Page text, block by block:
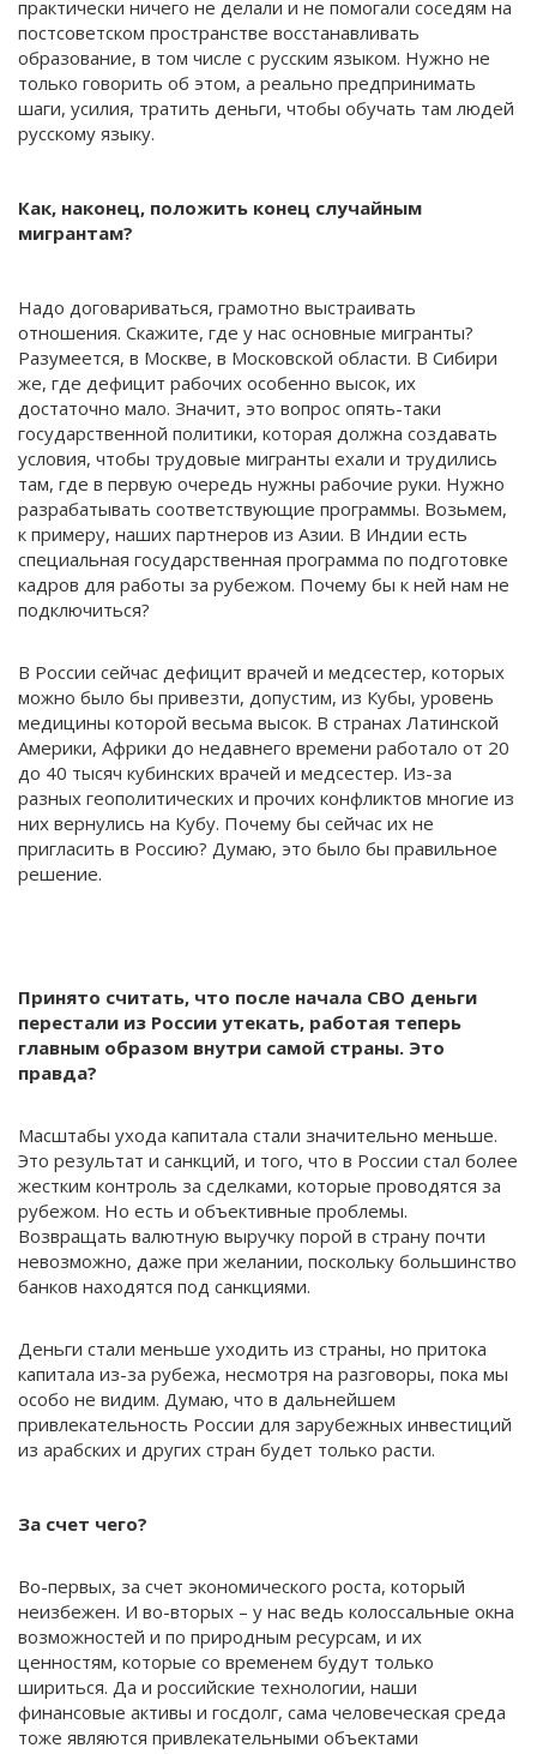
практически ничего не делали и не помогали соседям на
постсоветском пространстве восстанавливать
образование, в том числе с русским языком. Нужно не
только говорить об этом, а реально предпринимать
шаги, усилия, тратить деньги, чтобы обучать там людей
русскому языку.
Как, наконец, положить конец случайным
мигрантам?
Надо договариваться, грамотно выстраивать
отношения. Скажите, где у нас основные мигранты?
Разумеется, в Москве, в Московской области. В Сибири
же, где дефицит рабочих особенно высок, их
достаточно мало. Значит, это вопрос опять-таки
государственной политики, которая должна создавать
условия, чтобы трудовые мигранты ехали и трудились
там, где в первую очередь нужны рабочие руки. Нужно
разрабатывать соответствующие программы. Возьмем,
к примеру, наших партнеров из Азии. В Индии есть
специальная государственная программа по подготовке
кадров для работы за рубежом. Почему бы к ней нам не
подключиться?
В России сейчас дефицит врачей и медсестер, которых
можно было бы привезти, допустим, из Кубы, уровень
медицины которой весьма высок. В странах Латинской
Америки, Африки до недавнего времени работало от 20
до 40 тысяч кубинских врачей и медсестер. Из-за
разных геополитических и прочих конфликтов многие из
них вернулись на Кубу. Почему бы сейчас их не
пригласить в Россию? Думаю, это было бы правильное
решение.
Принято считать, что после начала СВО деньги
перестали из России утекать, работая теперь
главным образом внутри самой страны. Это
правда?
Масштабы ухода капитала стали значительно меньше.
Это результат и санкций, и того, что в России стал более
жестким контроль за сделками, которые проводятся за
рубежом. Но есть и объективные проблемы.
Возвращать валютную выручку порой в страну почти
невозможно, даже при желании, поскольку большинство
банков находятся под санкциями.
Деньги стали меньше уходить из страны, но притока
капитала из-за рубежа, несмотря на разговоры, пока мы
особо не видим. Думаю, что в дальнейшем
привлекательность России для зарубежных инвестиций
из арабских и других стран будет только расти.
За счет чего?
Во-первых, за счет экономического роста, который
неизбежен. И во-вторых – у нас ведь колоссальные окна
возможностей и по природным ресурсам, и их
ценностям, которые со временем будут только
шириться. Да и российские технологии, наши
финансовые активы и госдолг, сама человеческая среда
тоже являются привлекательными объектами